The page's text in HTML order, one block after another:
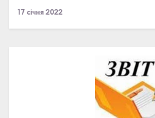
можна за посиланням:
17 січня 2022